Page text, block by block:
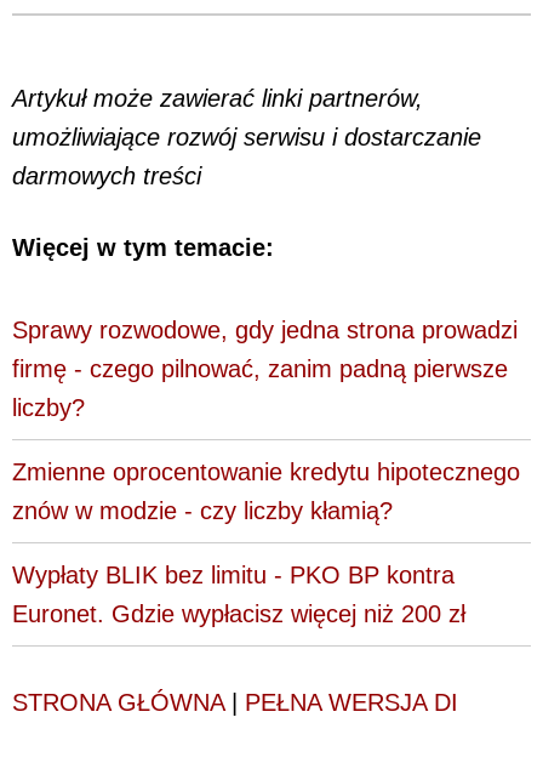
Artykuł może zawierać linki partnerów,
umożliwiające rozwój serwisu i dostarczanie
darmowych treści
Więcej w tym temacie:
Sprawy rozwodowe, gdy jedna strona prowadzi
firmę - czego pilnować, zanim padną pierwsze
liczby?
Zmienne oprocentowanie kredytu hipotecznego
znów w modzie - czy liczby kłamią?
Wypłaty BLIK bez limitu - PKO BP kontra
Euronet. Gdzie wypłacisz więcej niż 200 zł
STRONA GŁÓWNA| PEŁNA WERSJA DI